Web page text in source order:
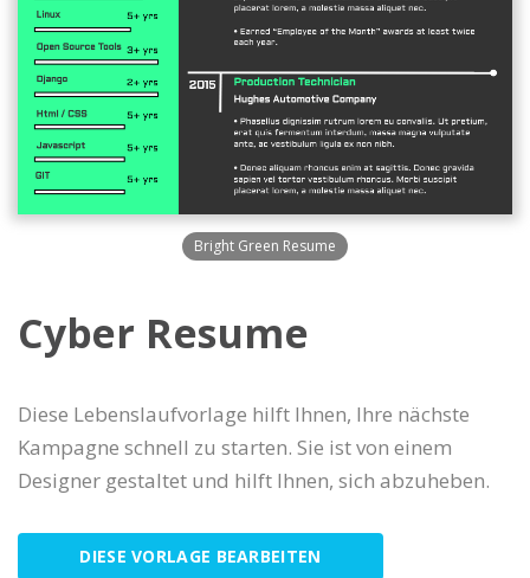
Bright Green Resume
Cyber Resume
Diese Lebenslaufvorlage hilft Ihnen, Ihre nächste
Kampagne schnell zu starten. Sie ist von einem
Designer gestaltet und hilft Ihnen, sich abzuheben.
DIESE VORLAGE BEARBEITEN